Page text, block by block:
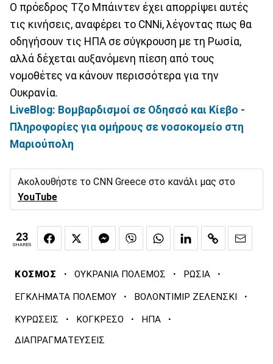
Ο πρόεδρος Τζο Μπάιντεν έχει απορρίψει αυτές
τις κινήσεις, αναφέρει το CNNi, λέγοντας πως θα
οδηγήσουν τις ΗΠΑ σε σύγκρουση με τη Ρωσία,
αλλά δέχεται αυξανόμενη πίεση από τους
νομοθέτες να κάνουν περισσότερα για την
Ουκρανία.
LiveBlog: Βομβαρδισμοί σε Οδησσό και Κίεβο -
Πληροφορίες για ομήρους σε νοσοκομείο στη
Μαριούπολη
Ακολουθήστε το CNN Greece στο κανάλι μας στο
YouTube
23
SHARES
ΚΟΣΜΟΣ · ΟΥΚΡΑΝΙΑ ΠΟΛΕΜΟΣ · ΡΩΣΙΑ ·
ΕΓΚΛΗΜΑΤΑ ΠΟΛΕΜΟΥ · ΒΟΛΟΝΤΙΜΙΡ ΖΕΛΕΝΣΚΙ ·
ΚΥΡΩΣΕΙΣ · ΚΟΓΚΡΕΣΟ · ΗΠΑ ·
ΔΙΑΠΡΑΓΜΑΤΕΥΣΕΙΣ